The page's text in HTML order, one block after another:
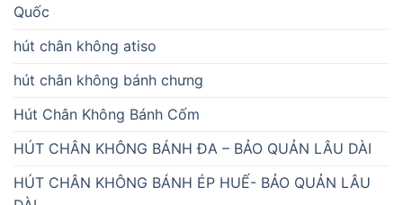
Quốc
hút chân không atiso
hút chân không bánh chưng
Hút Chân Không Bánh Cốm
HÚT CHÂN KHÔNG BÁNH ĐA – BẢO QUẢN LÂU DÀI
HÚT CHÂN KHÔNG BÁNH ÉP HUẾ- BẢO QUẢN LÂU